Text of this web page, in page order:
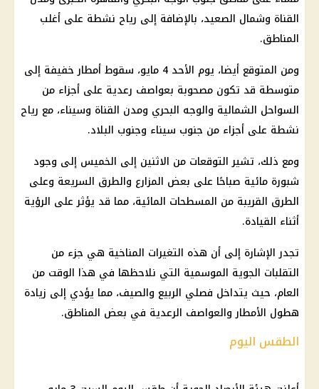
القناة وشمال الصعيد، بالإضافة إلى رياح نشطة على أغلب
المناطق.
ومن المتوقع أيضا، يوم الأحد 4 مايو، سقوط أمطار خفيفة إلى
متوسطة قد تكون مصحوبة بعواصف رعدية على أجزاء من
السواحل الشمالية والوجه البحري ومدن القناة وسيناء، مع رياح
نشطة على أجزاء من جنوب سيناء وجنوب البلاد.
ومع ذلك، تشير التوقعات من الاثنين إلى الخميس إلى وجود
شبورة مائية صباحًا على بعض المزارع والطرق السريعة وعلى
الطرق القريبة من المسطحات المائية، مما قد يؤثر على الرؤية
أثناء القيادة.
تجدر الإشارة إلى أن هذه التغيرات المناخية هي جزء من
التقلبات الجوية الموسمية التي نلاحظها في هذا الوقت من
العام، حيث يتداخل فصلي الربيع والصيف، مما يؤدي إلى زيادة
هطول الأمطار والعواصف الرعدية في بعض المناطق.
الطقس اليوم